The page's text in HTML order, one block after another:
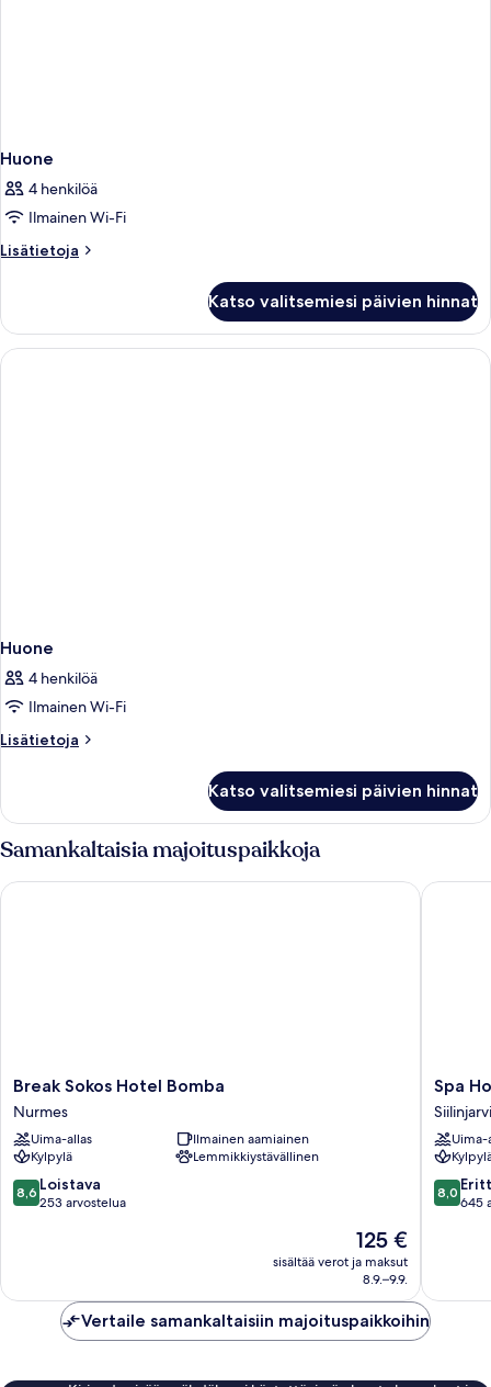
Huone
4 henkilöä
Ilmainen Wi-Fi
Lisätietoja
Lisätietoja
Katso valitsemiesi päivien hinnat
Huone
4 henkilöä
Ilmainen Wi-Fi
Lisätietoja
Lisätietoja
Katso valitsemiesi päivien hinnat
Samankaltaisia majoituspaikkoja
Break
Sokos
Hotel
Bomba
Nurmes
Break Sokos Hotel Bomba
Nurmes
Uima-allas
Ilmainen aamiainen
Kylpylä
Lemmikkiystävällinen
8.6
kautta
8,6 Loistava
253 arvostelua
Hinta
on
125 €
125 €
sisältää verot ja maksut
8.9.–9.9.
Break Sokos Hotel Bomba
Spa
Hotel
Siilinjarvi
Spa
Siilinjarvi
Uima-
8.0
kautta
8,0
645
Spa
Vertaile samankaltaisiin majoituspaikkoihin